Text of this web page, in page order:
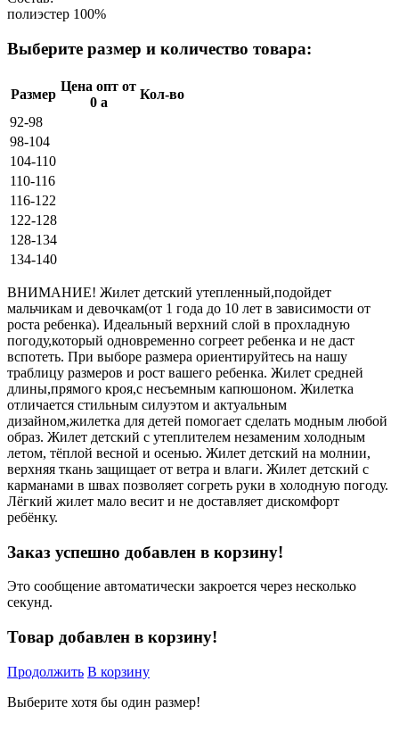
полиэстер 100%
Выберите размер и количество товара:
Размер
Цена опт от
0 a
Кол-во
92-98
98-104
104-110
110-116
116-122
122-128
128-134
134-140
ВНИМАНИЕ! Жилет детский утепленный,подойдет
мальчикам и девочкам(от 1 года до 10 лет в зависимости от
роста ребенка). Идеальный верхний слой в прохладную
погоду,который одновременно согреет ребенка и не даст
вспотеть. При выборе размера ориентируйтесь на нашу
траблицу размеров и рост вашего ребенка. Жилет средней
длины,прямого кроя,с несъемным капюшоном. Жилетка
отличается стильным силуэтом и актуальным
дизайном,жилетка для детей помогает сделать модным любой
образ. Жилет детский с утеплителем незаменим холодным
летом, тёплой весной и осенью. Жилет детский на молнии,
верхняя ткань защищает от ветра и влаги. Жилет детский с
карманами в швах позволяет согреть руки в холодную погоду.
Лёгкий жилет мало весит и не доставляет дискомфорт
ребёнку.
Заказ успешно добавлен в корзину!
Это сообщение автоматически закроется через несколько
секунд.
Товар добавлен в корзину!
Продолжить В корзину
Выберите хотя бы один размер!